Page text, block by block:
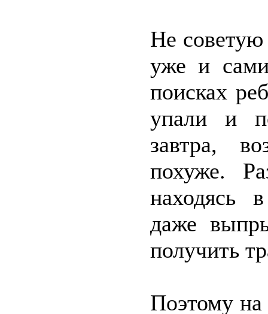
Не советую
уже и
поисках
упали и
завтра,
похуже.
находясь
даже
получить
Поэтому на